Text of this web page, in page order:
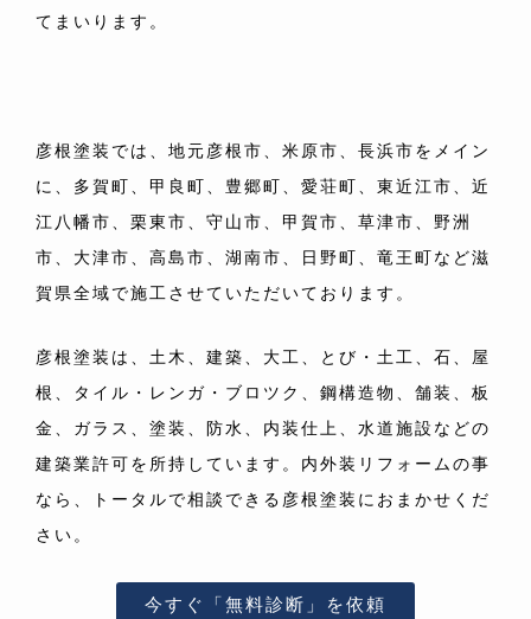
てまいります。
彦根塗装では、地元彦根市、米原市、長浜市をメイン
に、多賀町、甲良町、豊郷町、愛荘町、東近江市、近
江八幡市、栗東市、守山市、甲賀市、草津市、野洲
市、大津市、高島市、湖南市、日野町、竜王町など滋
賀県全域で施工させていただいております。
彦根塗装は、土木、建築、大工、とび・土工、石、屋
根、タイル・レンガ・ブロツク、鋼構造物、舗装、板
金、ガラス、塗装、防水、内装仕上、水道施設などの
建築業許可を所持しています。内外装リフォームの事
なら、トータルで相談できる彦根塗装におまかせくだ
さい。
今すぐ「無料診断」を依頼